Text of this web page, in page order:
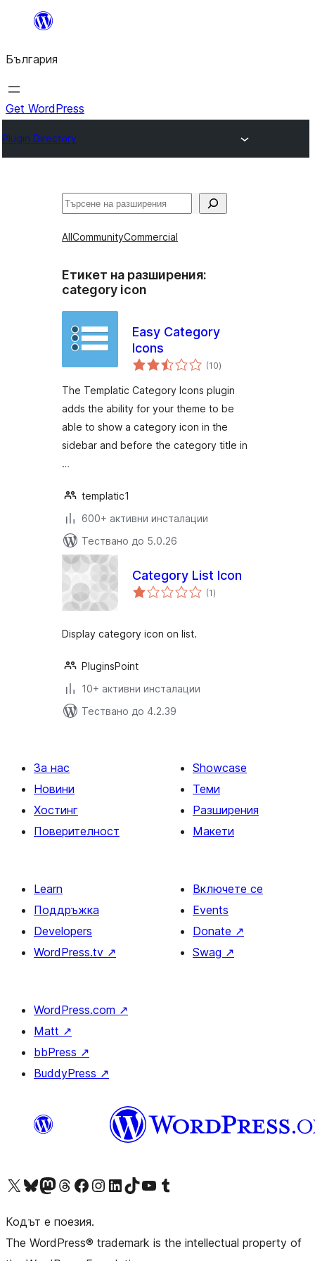
България
Get WordPress
Plugin Directory
Търсене
AllCommunityCommercial
Етикет на разширения:
category icon
Easy Category
Icons
(10общо
оценки
)
The Templatic Category Icons plugin
adds the ability for your theme to be
able to show a category icon in the
sidebar and before the category title in
…
templatic1
600+ активни инсталации
Тествано до 5.0.26
Category List Icon
(1общо
оценки
)
Display category icon on list.
PluginsPoint
10+ активни инсталации
Тествано до 4.2.39
За нас
Новини
Хостинг
Поверителност
Showcase
Теми
Разширения
Макети
Learn
Поддръжка
Developers
WordPress.tv ↗
Включете се
Events
Donate ↗
Swag ↗
WordPress.com ↗
Matt ↗
bbPress ↗
BuddyPress ↗
Visit our X (formerly Twitter) account
Visit our Bluesky account
Visit our Mastodon account
Visit our Threads account
Посетете нашата страница във Facebook
Посетете нашия профил в Instagram
Посетете нашия профил в LinkedIn
Visit our TikTok account
Visit our YouTube channel
Visit our Tumblr account
Кодът е поезия.
The WordPress® trademark is the intellectual property of